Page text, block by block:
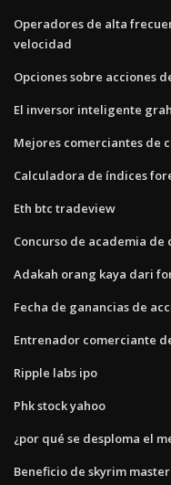
Operadores de alta
velocidad
Opciones sobre acciones
El inversor inteligente
Mejores comerciantes de
Calculadora de índices
Eth btc tradeview
Concurso de academia de
Adakah orang kaya dari
Fecha de ganancias de
Entrenador comerciante
Ripple labs ipo
Phk stock yahoo
¿por qué se desploma el
Beneficio de skyrim